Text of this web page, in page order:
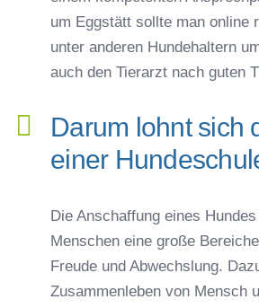
um Eggstätt sollte man online
unter anderen Hundehaltern
auch den Tierarzt nach guten
Darum lohnt sich
einer
Die Anschaffung eines
Menschen eine große
Freude und Abwechslung.
Zusammenleben von Mensch